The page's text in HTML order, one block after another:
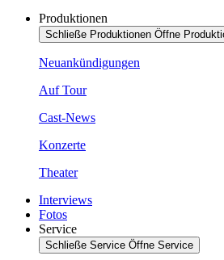
Produktionen
Schließe Produktionen Öffne
Neuankündigungen
Auf Tour
Cast-News
Konzerte
Theater
Interviews
Fotos
Service
Schließe Service Öffne Service